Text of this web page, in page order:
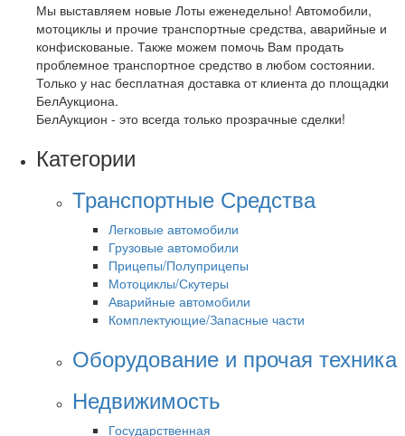
Мы выставляем новые Лоты еженедельно! Автомобили,
мотоциклы и прочие транспортные средства, аварийные и
конфискованые. Также можем помочь Вам продать
проблемное транспортное средство в любом состоянии.
Только у нас бесплатная доставка от клиента до площадки
БелАукциона.
БелАукцион - это всегда только прозрачные сделки!
Категории
Транспортные Средства
Легковые автомобили
Грузовые автомобили
Прицепы/Полуприцепы
Мотоциклы/Скутеры
Аварийные автомобили
Комплектующие/Запасные части
Оборудование и прочая техника
Недвижимость
Государственная